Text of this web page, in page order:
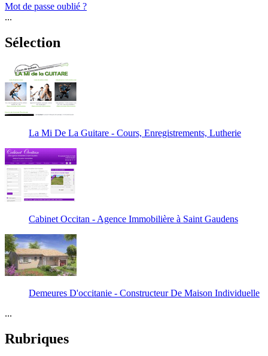
Mot de passe oublié ?
...
Sélection
La Mi De La Guitare - Cours, Enregistrements, Lutherie
Cabinet Occitan - Agence Immobilière à Saint Gaudens
Demeures D'occitanie - Constructeur De Maison Individuelle
...
Rubriques